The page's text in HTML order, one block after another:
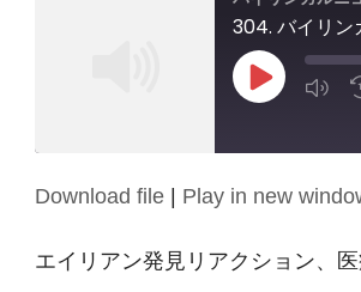
304. バイリン
Play
Episode
SHARE
LINK
Download file | Play in new
エイリアン発見リアクション、